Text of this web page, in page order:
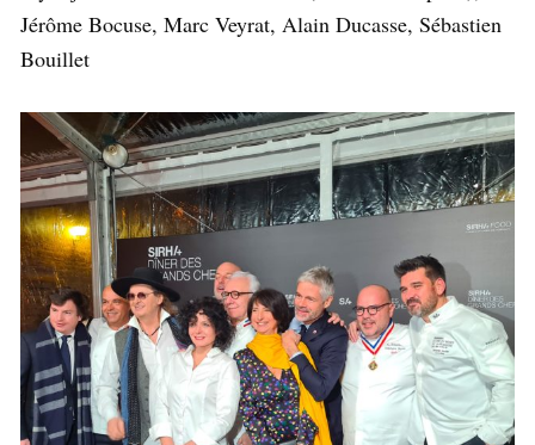
Jérôme Bocuse, Marc Veyrat, Alain Ducasse, Sébastien
Bouillet